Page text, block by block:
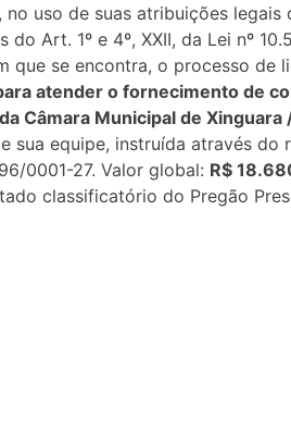
no uso de suas atribuições legais
Art. 1º e 4º, XXII, da Lei nº
que se encontra, o processo de
atender o fornecimento de
Câmara Municipal de Xinguara
equipe, instruída através do
0001-27. Valor global: R$
classificatório do Pregão